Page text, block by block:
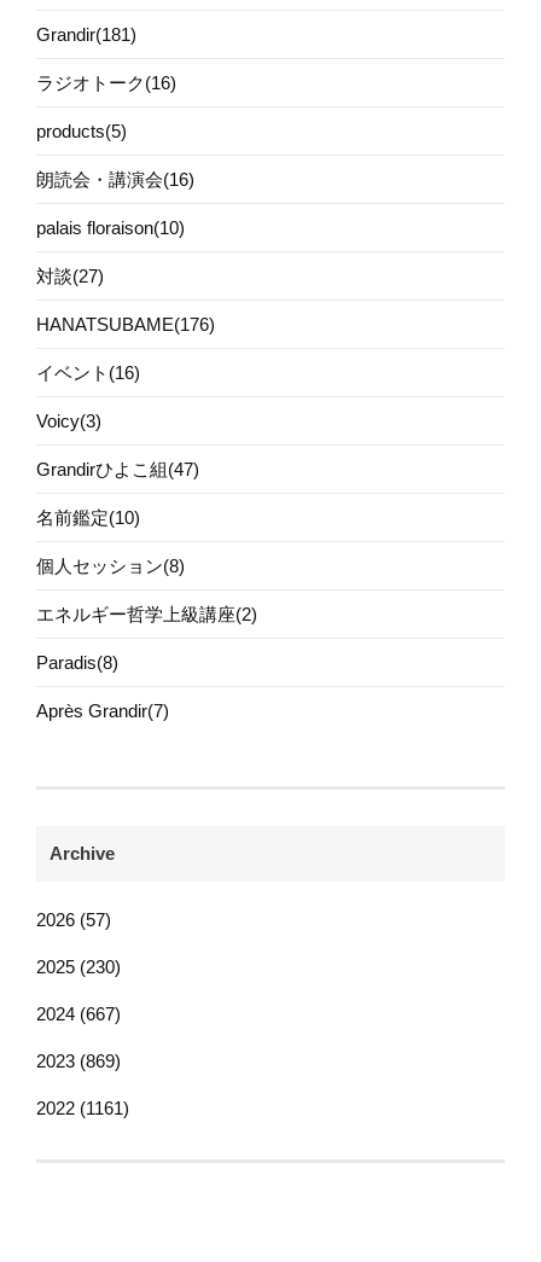
Grandir(181)
ラジオトーク(16)
products(5)
朗読会・講演会(16)
palais floraison(10)
対談(27)
HANATSUBAME(176)
イベント(16)
Voicy(3)
Grandirひよこ組(47)
名前鑑定(10)
個人セッション(8)
エネルギー哲学上級講座(2)
Paradis(8)
Après Grandir(7)
Archive
2026 (57)
2025 (230)
2024 (667)
2023 (869)
2022 (1161)